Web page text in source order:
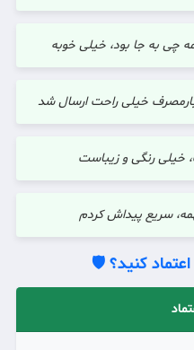
چی به جا بود، خیلی خوبه
خیلی راحت ارسال شد
خیلی رنگی و زیباست
سریع پیداش کردم
اعتماد کنید؟ 🛡️